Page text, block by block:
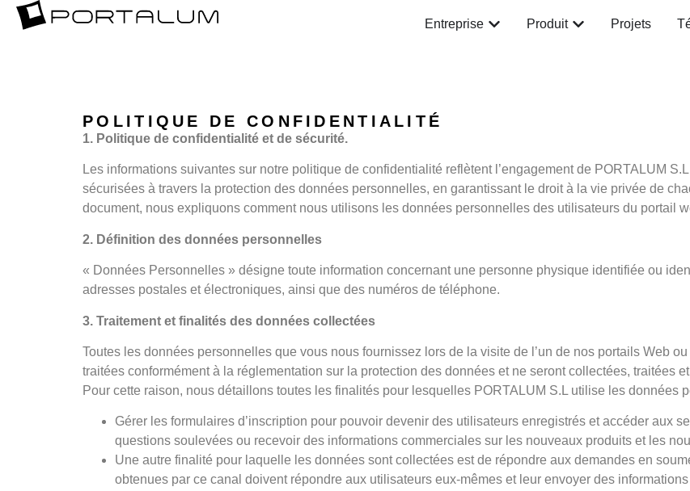
Entreprise Produit Projets
POLITIQUE DE CONFIDENTIALITÉ
1. Politique de confidentialité et de sécurité.
Les informations suivantes sur notre politique de confidentialité reflètent l’engagement de PORTALUM
sécurisées à travers la protection des données personnelles, en garantissant le droit à la vie privée de
document, nous expliquons comment nous utilisons les données personnelles des utilisateurs du portail
2. Définition des données personnelles
« Données Personnelles » désigne toute information concernant une personne physique identifiée ou
adresses postales et électroniques, ainsi que des numéros de téléphone.
3. Traitement et finalités des données collectées
Toutes les données personnelles que vous nous fournissez lors de la visite de l’un de nos portails Web
traitées conformément à la réglementation sur la protection des données et ne seront collectées, traitées
Pour cette raison, nous détaillons toutes les finalités pour lesquelles PORTALUM S.L utilise les données
Gérer les formulaires d’inscription pour pouvoir devenir des utilisateurs enregistrés et accéder aux
questions soulevées ou recevoir des informations commerciales sur les nouveaux produits et les
Une autre finalité pour laquelle les données sont collectées est de répondre aux demandes en
obtenues par ce canal doivent répondre aux utilisateurs eux-mêmes et leur envoyer des